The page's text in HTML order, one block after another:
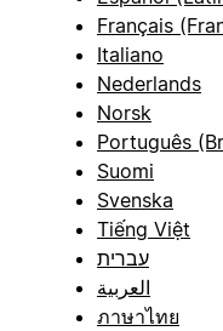
Français
Italiano
Nederlands
Norsk
Português
Suomi
Svenska
Tiếng Việt
עברית
العربية
ภาษาไทย